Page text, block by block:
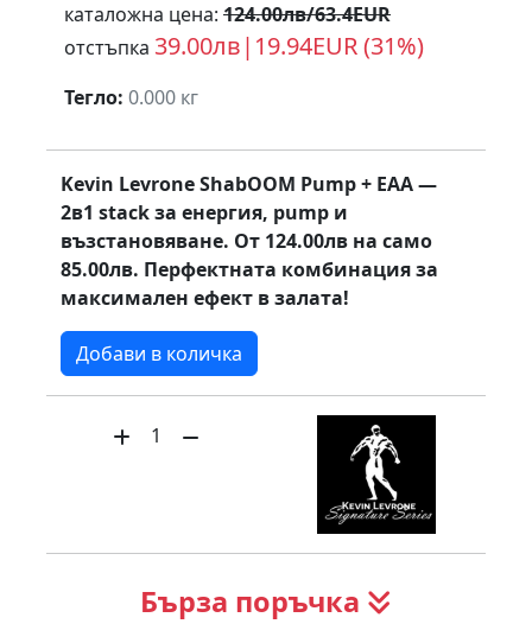
каталожна цена: 124.00лв/63.4EUR
отстъпка 39.00лв|19.94EUR (31%)
Тегло: 0.000 кг
Kevin Levrone ShabOOM Pump + EAA —
2в1 stack за енергия, pump и
възстановяване. От 124.00лв на само
85.00лв. Перфектната комбинация за
максимален ефект в залата!
Добави в количка
1
Бърза поръчка